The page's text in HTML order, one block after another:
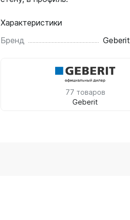
Характеристики
Бренд
Geberit
77 товаров
Geberit